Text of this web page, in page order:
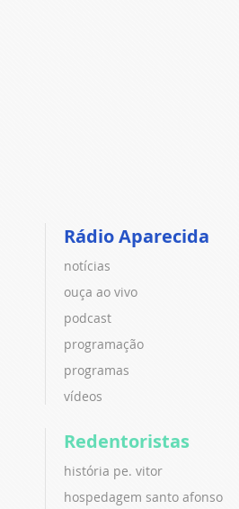
Rádio Aparecida
notícias
ouça ao vivo
podcast
programação
programas
vídeos
Redentoristas
história pe. vitor
hospedagem santo afonso